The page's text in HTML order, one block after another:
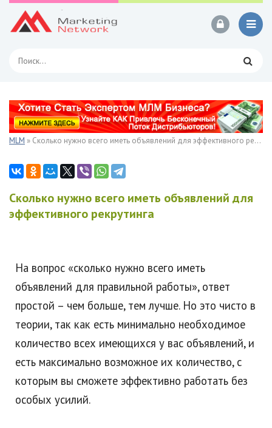
MLM » Сколько нужно всего иметь объявлений для эффективного рекрутинга
Сколько нужно всего иметь объявлений для
эффективного рекрутинга
На вопрос «сколько нужно всего иметь
объявлений для правильной работы», ответ
простой – чем больше, тем лучше. Но это чисто в
теории, так как есть минимально необходимое
количество всех имеющихся у вас объявлений, и
есть максимально возможное их количество, с
которым вы сможете эффективно работать без
особых усилий.